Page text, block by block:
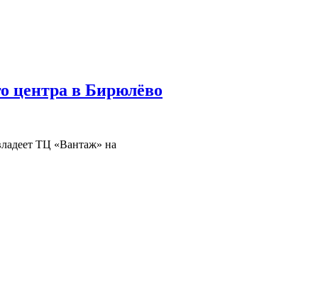
центра в Бирюлёво
ТЦ «Вантаж» на